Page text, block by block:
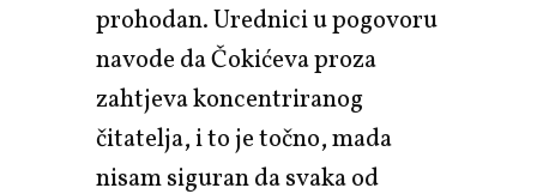
prohodan. Urednici u pogovoru
navode da Čokićeva proza
zahtjeva koncentriranog
čitatelja, i to je točno, mada
nisam siguran da svaka od